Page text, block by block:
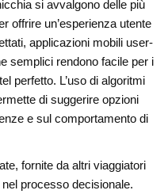
si avvalgono delle più
offrire un’esperienza utente
applicazioni mobili user-
semplici rendono facile per i
perfetto. L’uso di algoritmi
di suggerire opzioni
e sul comportamento di
fornite da altri viaggiatori
processo decisionale.